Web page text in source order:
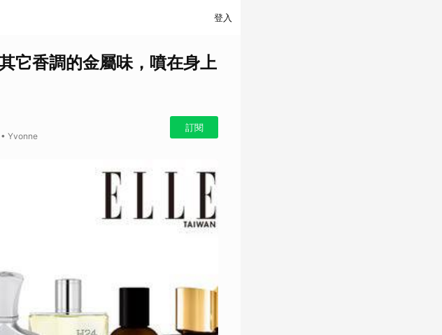
登入
它香調的金屬味，噴在身上
Yvonne
訂閱